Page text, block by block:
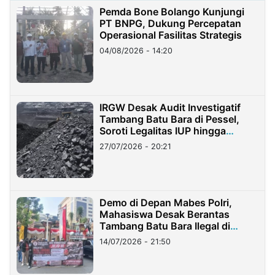
Pemda Bone Bolango Kunjungi
PT BNPG, Dukung Percepatan
Operasional Fasilitas Strategis
04/08/2026 - 14:20
IRGW Desak Audit Investigatif
Tambang Batu Bara di Pessel,
Soroti Legalitas IUP hingga
Stockpile
27/07/2026 - 20:21
Demo di Depan Mabes Polri,
Mahasiswa Desak Berantas
Tambang Batu Bara Ilegal di
Lampung
14/07/2026 - 21:50